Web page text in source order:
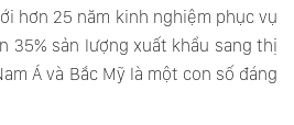
hơn 25 năm kinh nghiệm phục vụ
35% sản lượng xuất khẩu sang thị
Á và Bắc Mỹ là một con số đáng